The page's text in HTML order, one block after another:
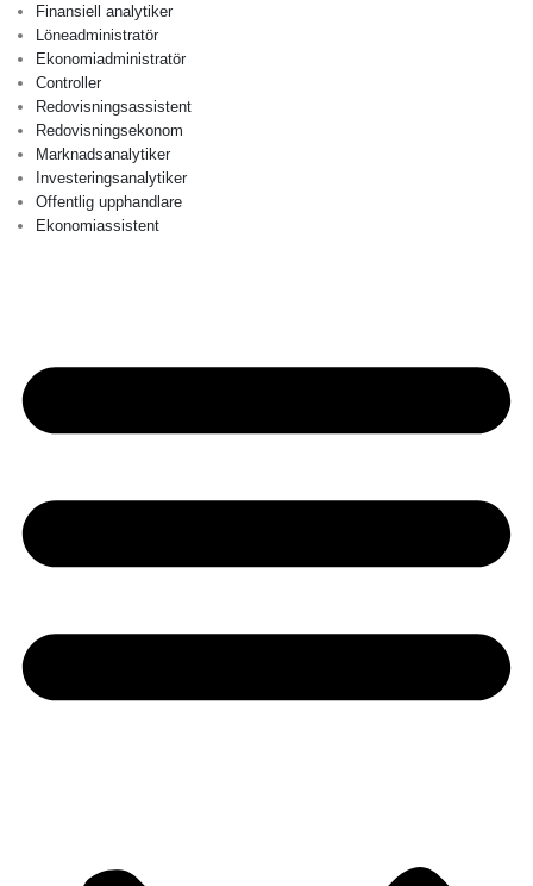
Finansiell analytiker
Löneadministratör
Ekonomiadministratör
Controller
Redovisningsassistent
Redovisningsekonom
Marknadsanalytiker
Investeringsanalytiker
Offentlig upphandlare
Ekonomiassistent